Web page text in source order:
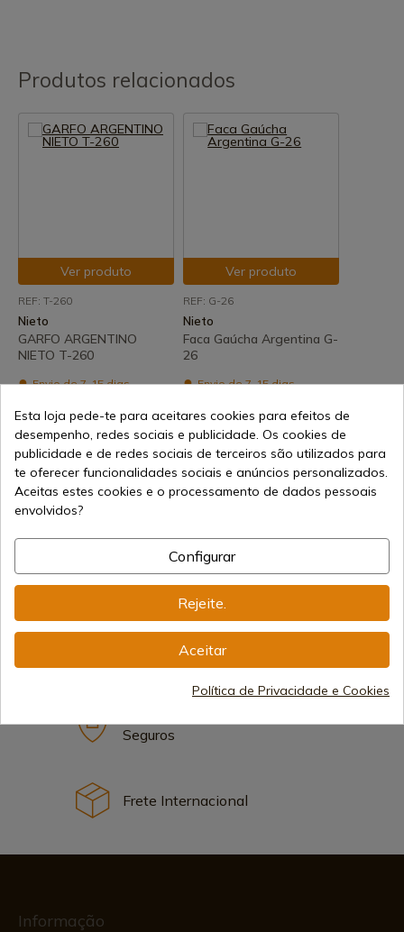
Produtos relacionados
Ver produto
REF: T-260
Nieto
GARFO ARGENTINO
NIETO T-260
Envio de 7-15 dias
85,99 €
Ver produto
REF: G-26
Nieto
Faca Gaúcha Argentina G-
26
Envio de 7-15 dias
139,84 € Adicionar ao carrinho
Vendendo online desde 1998
Seguros
Frete Internacional
Informação
Esta loja pede-te para aceitares cookies para efeitos de
desempenho, redes sociais e publicidade. Os cookies de
publicidade e de redes sociais de terceiros são utilizados para
te oferecer funcionalidades sociais e anúncios personalizados.
Aceitas estes cookies e o processamento de dados pessoais
envolvidos?
Configurar
Rejeite.
Aceitar
Política de Privacidade e Cookies